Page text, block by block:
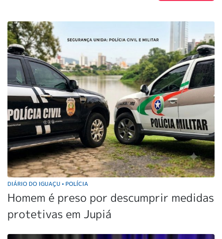
DIÁRIO DO IGUAÇU • POLÍCIA
Homem é preso por descumprir medidas
protetivas em Jupiá